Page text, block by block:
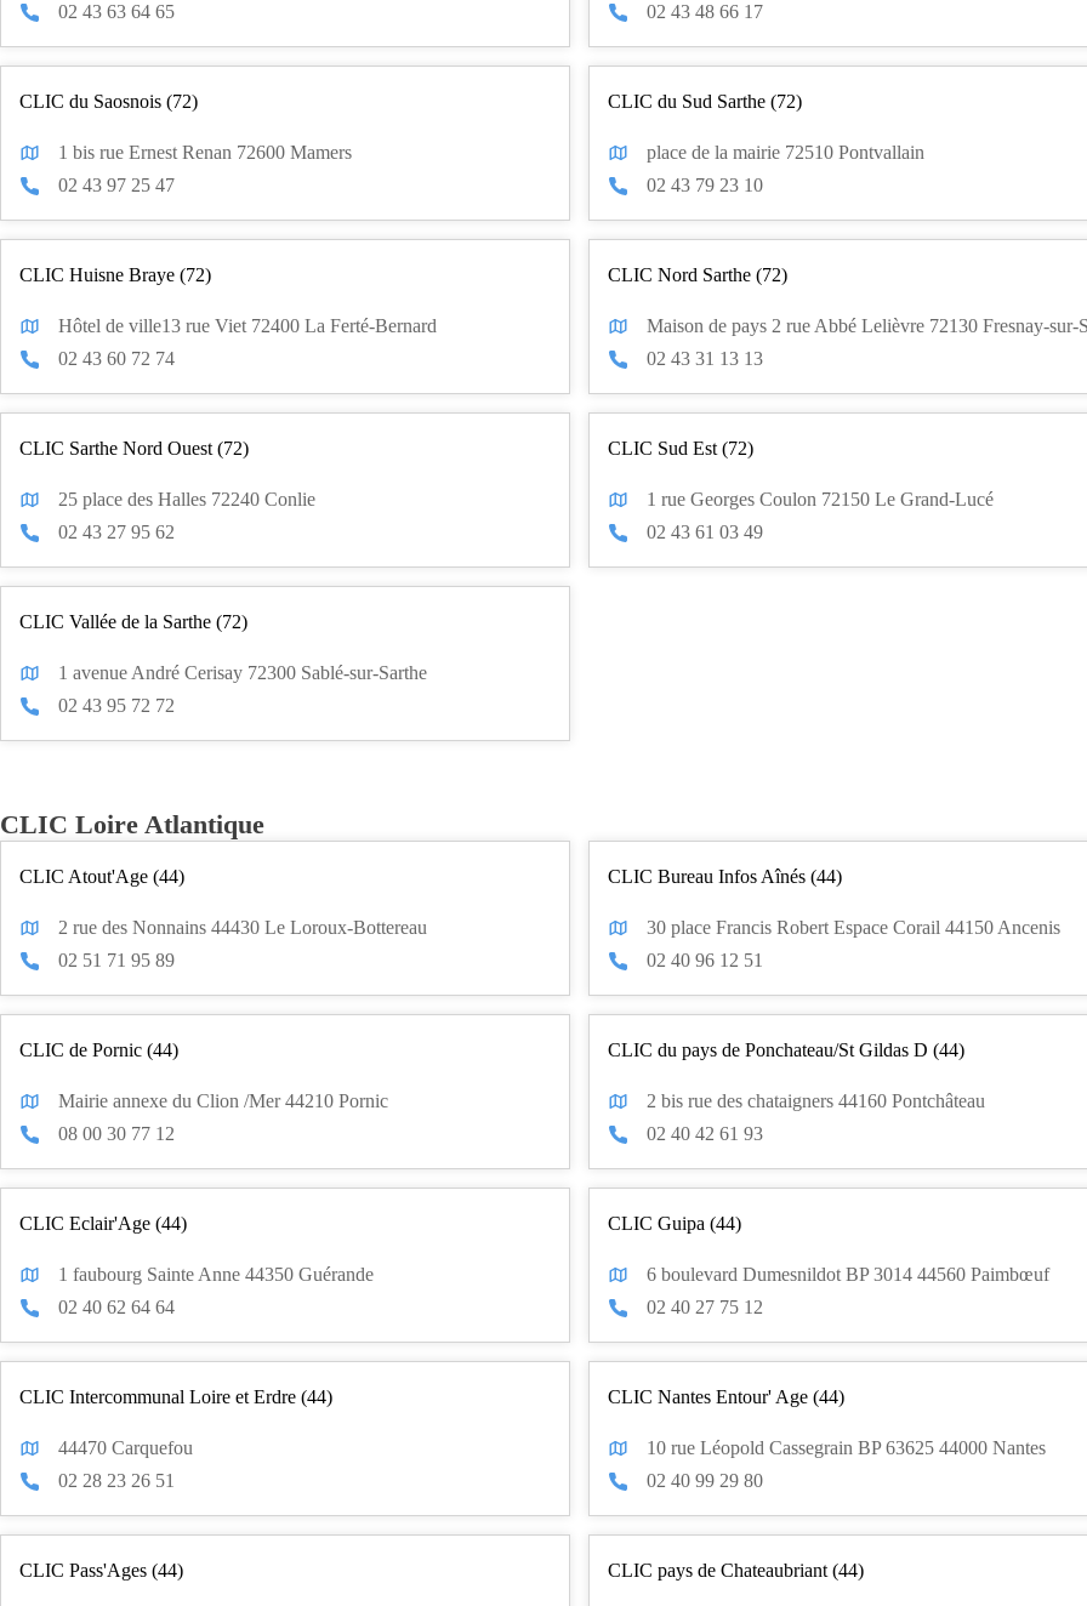
02 43 63 64 65
02 43 48 66 17
CLIC du Saosnois (72)
1 bis rue Ernest Renan 72600 Mamers
02 43 97 25 47
CLIC du Sud Sarthe (72)
place de la mairie 72510 Pontvallain
02 43 79 23 10
CLIC Huisne Braye (72)
Hôtel de ville13 rue Viet 72400 La Ferté-Bernard
02 43 60 72 74
CLIC Nord Sarthe (72)
Maison de pays 2 rue Abbé Lelièvre 72130 Fresnay-sur-
02 43 31 13 13
CLIC Sarthe Nord Ouest (72)
25 place des Halles 72240 Conlie
02 43 27 95 62
CLIC Sud Est (72)
1 rue Georges Coulon 72150 Le Grand-Lucé
02 43 61 03 49
CLIC Vallée de la Sarthe (72)
1 avenue André Cerisay 72300 Sablé-sur-Sarthe
02 43 95 72 72
CLIC Loire Atlantique
CLIC Atout'Age (44)
2 rue des Nonnains 44430 Le Loroux-Bottereau
02 51 71 95 89
CLIC Bureau Infos Aînés (44)
30 place Francis Robert Espace Corail 44150 Ancenis
02 40 96 12 51
CLIC de Pornic (44)
Mairie annexe du Clion /Mer 44210 Pornic
08 00 30 77 12
CLIC du pays de Ponchateau/St Gildas D (44)
2 bis rue des chataigners 44160 Pontchâteau
02 40 42 61 93
CLIC Eclair'Age (44)
1 faubourg Sainte Anne 44350 Guérande
02 40 62 64 64
CLIC Guipa (44)
6 boulevard Dumesnildot BP 3014 44560 Paimbœuf
02 40 27 75 12
CLIC Intercommunal Loire et Erdre (44)
44470 Carquefou
02 28 23 26 51
CLIC Nantes Entour' Age (44)
10 rue Léopold Cassegrain BP 63625 44000 Nantes
02 40 99 29 80
CLIC Pass'Ages (44) CLIC pays de Chateaubriant (44)